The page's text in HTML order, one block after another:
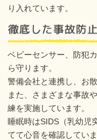
り入れています。
ベビーセンサー、防犯
ら守ります。
警備会社と連携し、お
また、さまざまな事故
練を実施しています。
睡眠時はSIDS（乳幼児
てて心音を確認していま